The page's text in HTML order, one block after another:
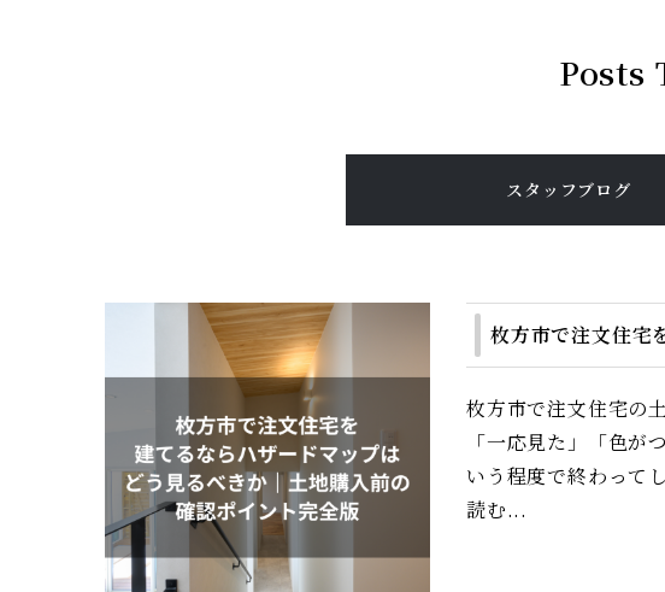
Posts
スタッフブログ
枚方市で注文住宅
枚方市で注文住宅の
「一応見た」「色
いう程度で終わって
読む...